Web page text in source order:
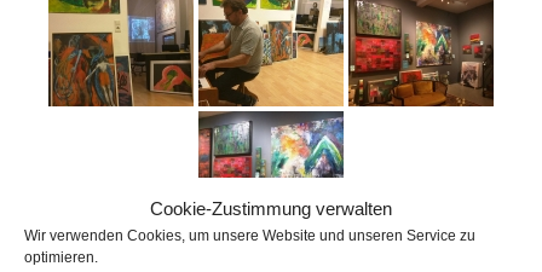
Cookie-Zustimmung verwalten
Wir verwenden Cookies, um unsere Website und unseren Service zu
optimieren.